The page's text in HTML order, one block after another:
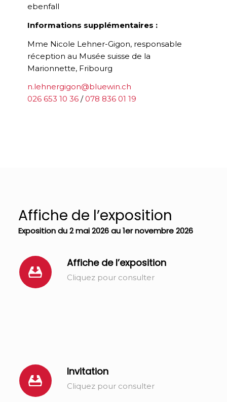
ebenfall
Informations supplémentaires :
Mme Nicole Lehner-Gigon, responsable
réception au Musée suisse de la
Marionnette, Fribourg
n.lehnergigon@bluewin.ch
026 653 10 36/078 836 01 19
Affiche de l’exposition
Exposition du 2 mai 2026 au 1er novembre 2026
Affiche de l’exposition
Cliquez pour consulter
Invitation
Cliquez pour consulter